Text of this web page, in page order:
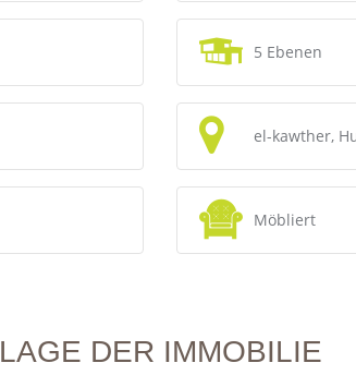
5 Ebenen
el-kawther,
Möbliert
LAGE DER IMMOBILIE